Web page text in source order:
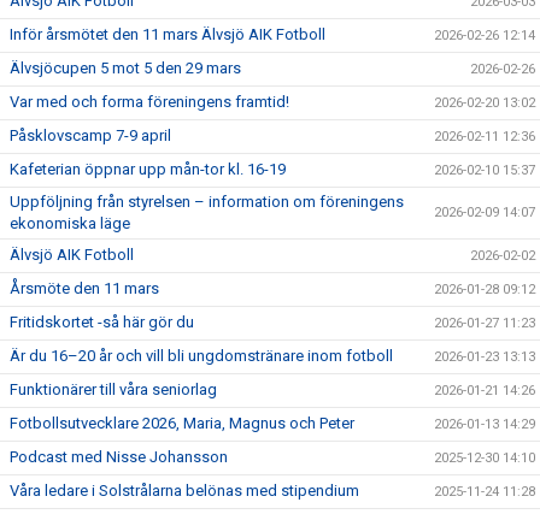
Inför årsmötet den 11 mars Älvsjö AIK Fotboll 2026-02-26 12:14
Älvsjöcupen 5 mot 5 den 29 mars 2026-02-26
Var med och forma föreningens framtid! 2026-02-20 13:02
Påsklovscamp 7-9 april 2026-02-11 12:36
Kafeterian öppnar upp mån-tor kl. 16-19 2026-02-10 15:37
Uppföljning från styrelsen – information om föreningens
ekonomiska läge
2026-02-09 14:07
Älvsjö AIK Fotboll 2026-02-02
Årsmöte den 11 mars 2026-01-28 09:12
Fritidskortet -så här gör du 2026-01-27 11:23
Är du 16–20 år och vill bli ungdomstränare inom fotboll 2026-01-23 13:13
Funktionärer till våra seniorlag 2026-01-21 14:26
Fotbollsutvecklare 2026, Maria, Magnus och Peter 2026-01-13 14:29
Podcast med Nisse Johansson 2025-12-30 14:10
Våra ledare i Solstrålarna belönas med stipendium 2025-11-24 11:28